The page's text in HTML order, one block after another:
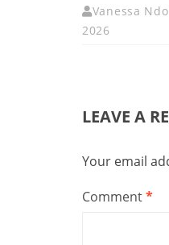
Vanessa
2026
LEAVE A
Your email
Comment*